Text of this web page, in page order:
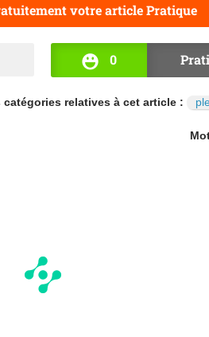
votre article Pratique
0
catégories relatives à cet article :